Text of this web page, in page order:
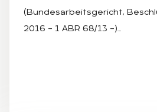
(Bundesarbeitsgericht,
2016 – 1 ABR 68/13 –)…